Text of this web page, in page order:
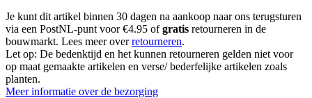
Je kunt dit artikel binnen 30 dagen na aankoop naar ons terugsturen
via een PostNL-punt voor €4.95 ofgratis retourneren in de
bouwmarkt. Lees meer overretourneren.
Let op: De bedenktijd en het kunnen retourneren gelden niet voor
op maat gemaakte artikelen en verse/ bederfelijke artikelen zoals
planten.
Meer informatie over de bezorging